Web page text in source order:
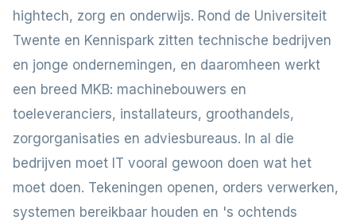
hightech, zorg en onderwijs. Rond de Universiteit
Twente en Kennispark zitten technische bedrijven
en jonge ondernemingen, en daaromheen werkt
een breed MKB: machinebouwers en
toeleveranciers, installateurs, groothandels,
zorgorganisaties en adviesbureaus. In al die
bedrijven moet IT vooral gewoon doen wat het
moet doen. Tekeningen openen, orders verwerken,
systemen bereikbaar houden en 's ochtends